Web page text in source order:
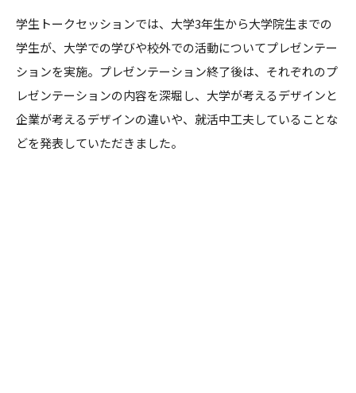
学生トークセッションでは、大学3年生から大学院生までの
学生が、大学での学びや校外での活動についてプレゼンテー
ションを実施。プレゼンテーション終了後は、それぞれのプ
レゼンテーションの内容を深堀し、大学が考えるデザインと
企業が考えるデザインの違いや、就活中工夫していることな
どを発表していただきました。